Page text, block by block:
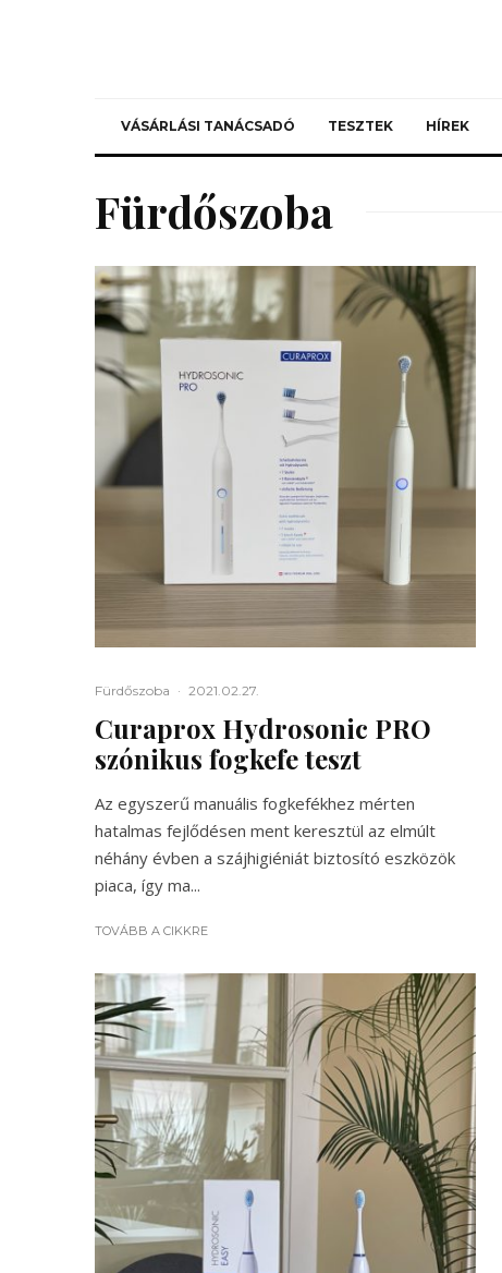
VÁSÁRLÁSI TANÁCSADÓ TESZTEK HÍREK
Fürdőszoba
Fürdőszoba · 2021.02.27.
Curaprox Hydrosonic PRO
szónikus fogkefe teszt
Az egyszerű manuális fogkefékhez mérten
hatalmas fejlődésen ment keresztül az elmúlt
néhány évben a szájhigiéniát biztosító eszközök
piaca, így ma...
TOVÁBB A CIKKRE